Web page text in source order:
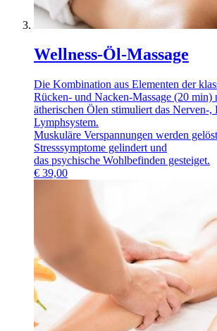
Wellness-Öl-Massage
Die Kombination aus Elementen der
Rücken- und Nacken-Massage (20 min)
ätherischen Ölen stimuliert das Nerven-,
Lymphsystem.
Muskuläre Verspannungen werden
Stresssymptome gelindert und
das psychische Wohlbefinden gesteiget.
€ 39,00